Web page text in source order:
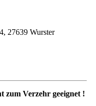
27639 Wurster
zum Verzehr geeignet !